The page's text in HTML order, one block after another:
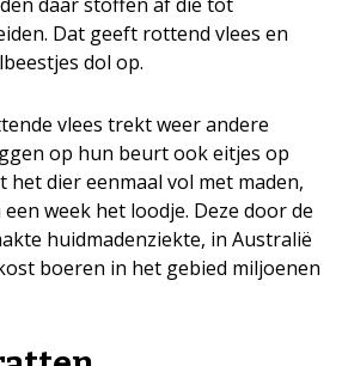
daar stoffen af die tot
Dat geeft rottend vlees en
dol op.
vlees trekt weer andere
op hun beurt ook eitjes op
het dier eenmaal vol met maden,
week het loodje. Deze door de
huidmadenziekte, in Australië
boeren in het gebied miljoenen